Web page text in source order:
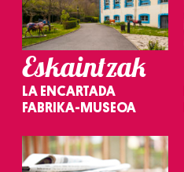
Eskaintzak
LA ENCARTADA
FABRIKA-MUSEOA